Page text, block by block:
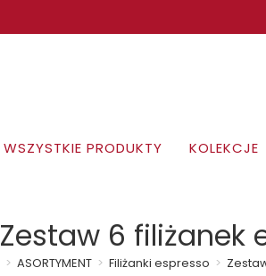
WSZYSTKIE PRODUKTY KOLEKCJE
Zestaw 6 filiżanek
> ASORTYMENT > Filiżanki espresso >